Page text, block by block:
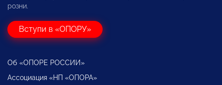
розни.
Вступи в «ОПОРУ»
Об «ОПОРЕ РОССИИ»
Ассоциация «НП «ОПОРА»